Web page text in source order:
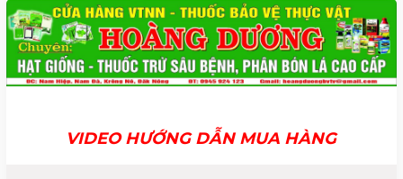
VIDEO HƯỚNG DẪN MUA HÀNG